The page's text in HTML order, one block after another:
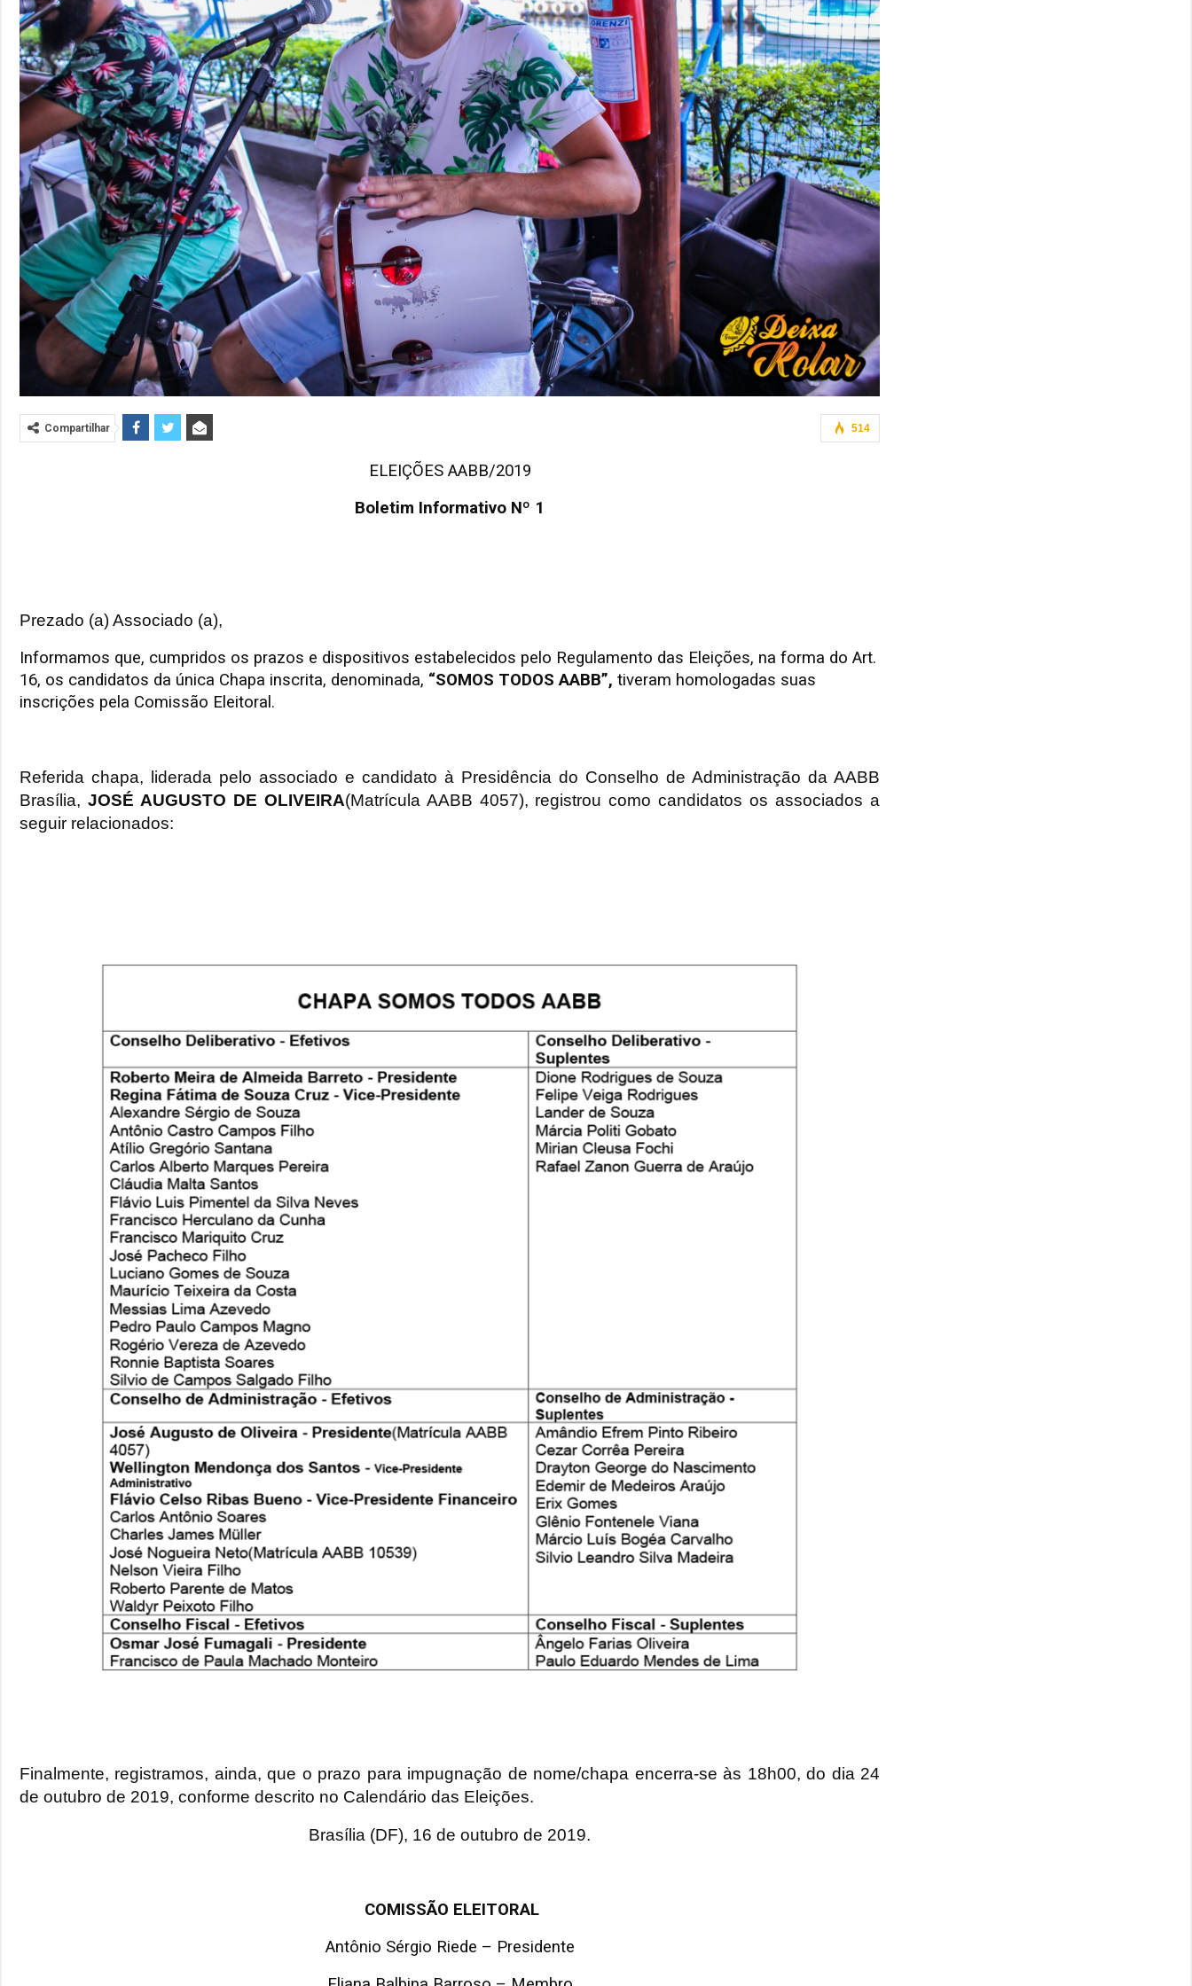
514
Compartilhar
ELEIÇÕES AABB/2019
Boletim Informativo Nº 1
Prezado (a) Associado (a),
Informamos que, cumpridos os prazos e dispositivos estabelecidos pelo Regulamento das Eleições, na forma do Art.
16, os candidatos da única Chapa inscrita, denominada, “SOMOS TODOS AABB”, tiveram homologadas suas
inscrições pela Comissão Eleitoral.
Referida chapa, liderada pelo associado e candidato à Presidência do Conselho de Administração da AABB
Brasília, JOSÉ AUGUSTO DE OLIVEIRA(Matrícula AABB 4057), registrou como candidatos os associados a
seguir relacionados:
Finalmente, registramos, ainda, que o prazo para impugnação de nome/chapa encerra-se às 18h00, do dia 24
de outubro de 2019, conforme descrito no Calendário das Eleições.
Brasília (DF), 16 de outubro de 2019.
COMISSÃO ELEITORAL
Antônio Sérgio Riede – Presidente